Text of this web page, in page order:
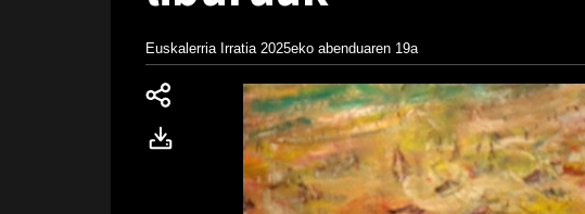
Euskalerria Irratia 2025eko abenduaren 19a